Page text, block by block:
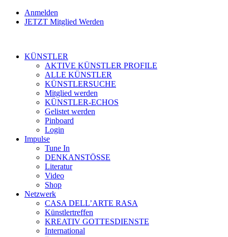
Anmelden
JETZT Mitglied Werden
KÜNSTLER
AKTIVE KÜNSTLER PROFILE
ALLE KÜNSTLER
KÜNSTLERSUCHE
Mitglied werden
KÜNSTLER-ECHOS
Gelistet werden
Pinboard
Login
Impulse
Tune In
DENKANSTÖSSE
Literatur
Video
Shop
Netzwerk
CASA DELL’ARTE RASA
Künstlertreffen
KREATIV GOTTESDIENSTE
International